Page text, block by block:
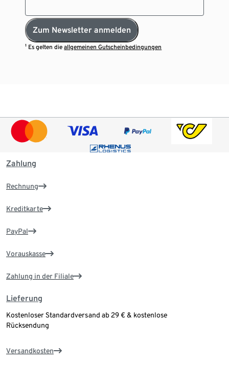
Zum Newsletter anmelden
¹ Es gelten dieallgemeinen Gutscheinbedingungen
Zahlung
Rechnung
Kreditkarte
PayPal
Vorauskasse
Zahlung in der Filiale
Lieferung
Kostenloser Standardversand ab 29 € & kostenlose
Rücksendung
Versandkosten